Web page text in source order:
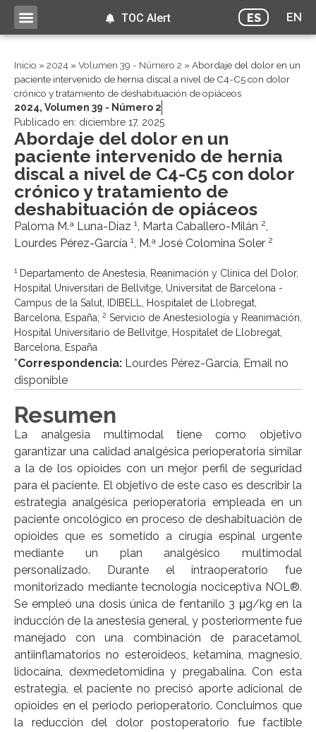
ES EN
TOC Alert
Inicio »2024 »Volumen 39 - Número 2 »Abordaje del dolor en un
paciente intervenido de hernia discal a nivel de C4-C5 con dolor
crónico y tratamiento de deshabituación de opiáceos
2024, Volumen 39 - Número 2
Publicado en: diciembre 17, 2025
Abordaje del dolor en un
paciente intervenido de hernia
discal a nivel de C4-C5 con dolor
crónico y tratamiento de
deshabituación de opiáceos
Paloma M.ª Luna-Díaz 1, Marta Caballero-Milán 2,
Lourdes Pérez-García 1, M.ª José Colomina Soler 2
1Departamento de Anestesia, Reanimación y Clínica del Dolor,
Hospital Universitari de Bellvitge, Universitat de Barcelona -
Campus de la Salut, IDIBELL, Hospitalet de Llobregat,
Barcelona, España; 2 Servicio de Anestesiología y Reanimación,
Hospital Universitario de Bellvitge, Hospitalet de Llobregat,
Barcelona, España
*Correspondencia: Lourdes Pérez-García, Email no
disponible
Resumen
La analgesia multimodal tiene como objetivo
garantizar una calidad analgésica perioperatoria similar
a la de los opioides con un mejor perfil de seguridad
para el paciente. El objetivo de este caso es describir la
estrategia analgésica perioperatoria empleada en un
paciente oncológico en proceso de deshabituación de
opioides que es sometido a cirugía espinal urgente
mediante un plan analgésico multimodal
personalizado. Durante el intraoperatorio fue
monitorizado mediante tecnología nociceptiva NOL®.
Se empleó una dosis única de fentanilo 3 μg/kg en la
inducción de la anestesia general, y posteriormente fue
manejado con una combinación de paracetamol,
antiinflamatorios no esteroideos, ketamina, magnesio,
lidocaína, dexmedetomidina y pregabalina. Con esta
estrategia, el paciente no precisó aporte adicional de
opioides en el periodo perioperatorio. Concluimos que
la reducción del dolor postoperatorio fue factible